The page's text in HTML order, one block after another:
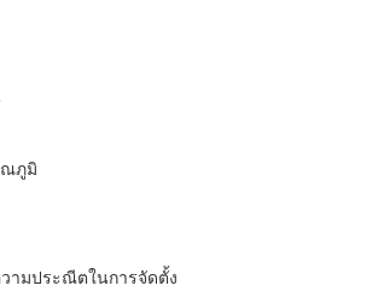
ณภูมิ
ามประณีตในการจัดตั้ง